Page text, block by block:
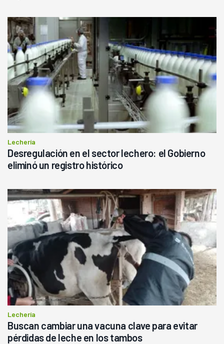
Lechería
Desregulación en el sector lechero: el Gobierno
eliminó un registro histórico
Lechería
Buscan cambiar una vacuna clave para evitar
pérdidas de leche en los tambos